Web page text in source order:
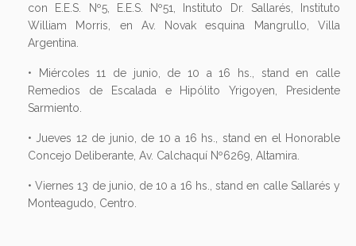
con E.E.S. Nº5, E.E.S. Nº51, Instituto Dr. Sallarés, Instituto
William Morris, en Av. Novak esquina Mangrullo, Villa
Argentina.
• Miércoles 11 de junio, de 10 a 16 hs., stand en calle
Remedios de Escalada e Hipólito Yrigoyen, Presidente
Sarmiento.
• Jueves 12 de junio, de 10 a 16 hs., stand en el Honorable
Concejo Deliberante, Av. Calchaquí Nº6269, Altamira.
• Viernes 13 de junio, de 10 a 16 hs., stand en calle Sallarés y
Monteagudo, Centro.